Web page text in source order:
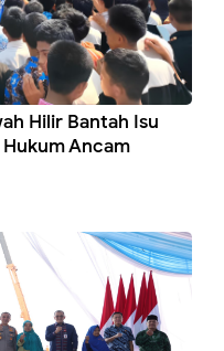
Hilir Bantah Isu
Ancam